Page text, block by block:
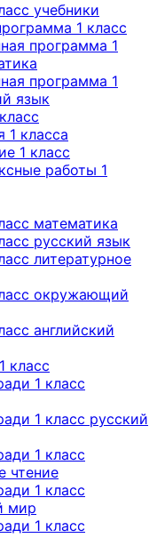
учебники
1 класс
программа 1
программа 1
язык
1 класса
1 класс
работы 1
математика
русский язык
литературное
окружающий
английский
класс
1 класс
1 класс русский
1 класс
чтение
1 класс
мир
1 класс